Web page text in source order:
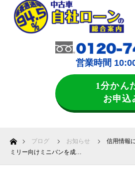
営業時間
1分かん
お申込
ホームブログ お知らせ
信用情報
ミリー向けミニバンを成…